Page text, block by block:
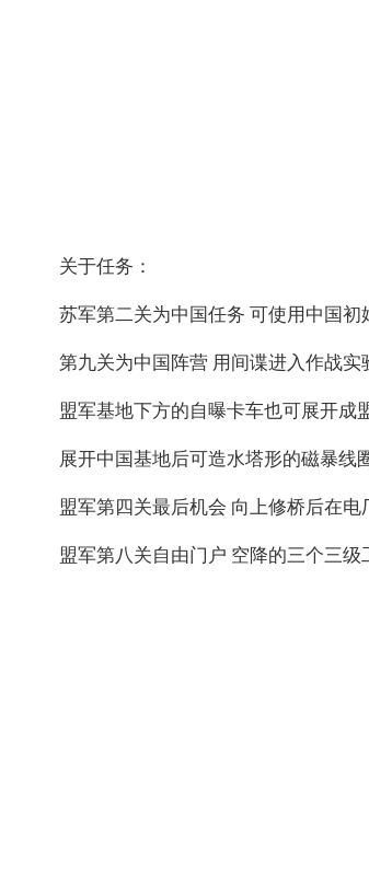
关于任务：
苏军第二关为中国任务 可使用中国初
第九关为中国阵营 用间谍进入作战实
盟军基地下方的自曝卡车也可展开成
展开中国基地后可造水塔形的磁暴线
盟军第四关最后机会 向上修桥后在电
盟军第八关自由门户 空降的三个三级